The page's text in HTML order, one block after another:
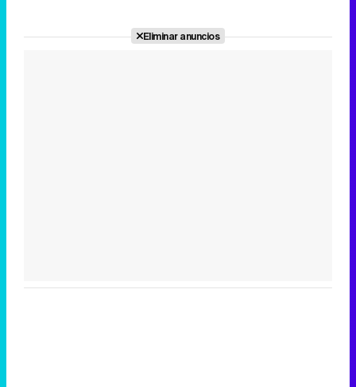
Eliminar anuncios